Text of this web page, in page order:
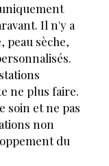
Il n'y a
peau sèche,
ne plus faire.
soin et ne pas
non
du